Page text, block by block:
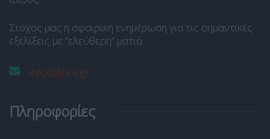
Στόχος μας η σφαιρική ενημέρωση για τις σημαντικές
εξελίξεις με “ελεύθερη” ματιά.
info@libre.gr
Πληροφορίες